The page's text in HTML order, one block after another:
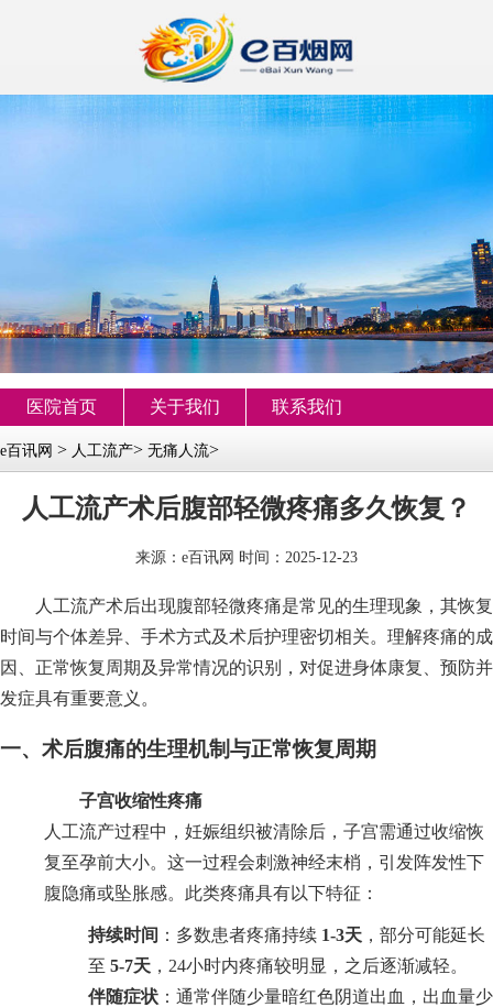
医院首页 关于我们 联系我们
e百讯网 > 人工流产> 无痛人流>
人工流产术后腹部轻微疼痛多久恢复？
来源： e百讯网 时间：2025-12-23
人工流产术后出现腹部轻微疼痛是常见的生理现象，其恢复
时间与个体差异、手术方式及术后护理密切相关。理解疼痛的成
因、正常恢复周期及异常情况的识别，对促进身体康复、预防并
发症具有重要意义。
一、术后腹痛的生理机制与正常恢复周期
子宫收缩性疼痛
人工流产过程中，妊娠组织被清除后，子宫需通过收缩恢
复至孕前大小。这一过程会刺激神经末梢，引发阵发性下
腹隐痛或坠胀感。此类疼痛具有以下特征：
持续时间 ：多数患者疼痛持续 1-3天 ，部分可能延长
至 5-7天 ，24小时内疼痛较明显，之后逐渐减轻。
伴随症状 ：通常伴随少量暗红色阴道出血，出血量少